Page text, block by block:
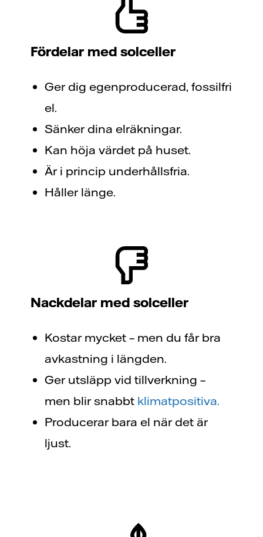
Fördelar med solceller
Ger dig egenproducerad, fossilfri
el.
Sänker dina elräkningar.
Kan höja värdet på huset.
Är i princip underhållsfria.
Håller länge.
Nackdelar med solceller
Kostar mycket – men du får bra
avkastning i längden.
Ger utsläpp vid tillverkning –
men blir snabbt klimatpositiva.
Producerar bara el när det är
ljust.